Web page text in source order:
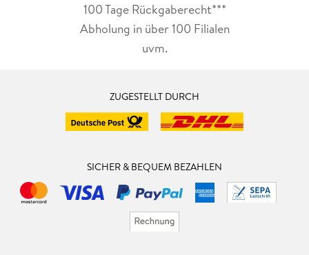
100 Tage Rückgaberecht***
Abholung in über 100 Filialen
uvm.
ZUGESTELLT DURCH
SICHER & BEQUEM BEZAHLEN